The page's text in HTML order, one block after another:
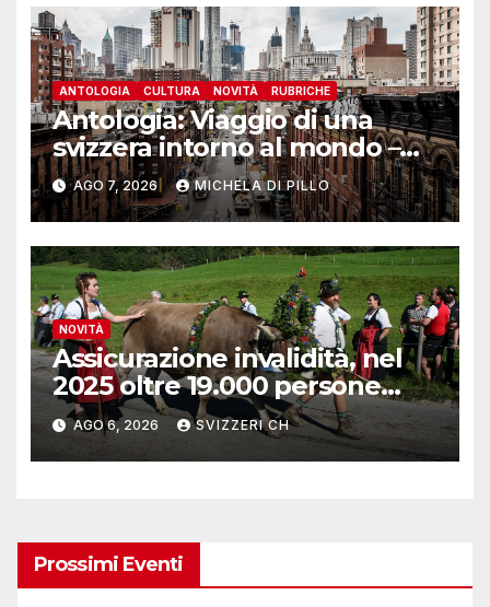
ANTOLOGIA CULTURA NOVITÀ RUBRICHE
Antologia: Viaggio di una
svizzera intorno al mondo –
Yosemite
AGO 7, 2026 MICHELA DI PILLO
NOVITÀ
Assicurazione invalidità, nel
2025 oltre 19.000 persone
reinserite nel mercato del
lavoro
AGO 6, 2026 SVIZZERI CH
Prossimi Eventi